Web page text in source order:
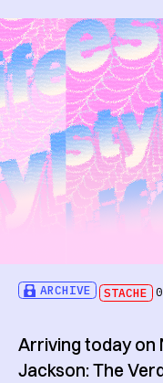
ARCHIVE STACHE
Arriving today on
Jackson: The